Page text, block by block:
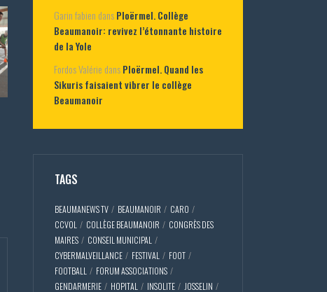
Garin fabien dansPloërmel. Collège
Beaumanoir: revivez l’étonnante histoire
de la Yole
Fordos Valérie dansPloërmel. Quand les
Sikuris faisaient vibrer le collège
Beaumanoir
TAGS
BEAUMANEWS TV BEAUMANOIR
CARO
CCVOL
COLLÈGE BEAUMANOIR
CONGRÈS DES
MAIRES
CONSEIL MUNICIPAL
CYBERMALVEILLANCE
FESTIVAL
FOOT
FOOTBALL
FORUM ASSOCIATIONS
GENDARMERIE
HOPITAL INSOLITE
JOSSELIN